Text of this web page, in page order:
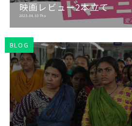
映画レビュー2本立て
2025.04.03 Thu
BLOG